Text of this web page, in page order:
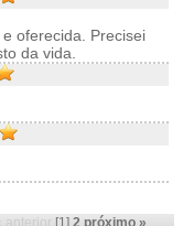
oferecida. Precisei
da vida.
anterior [1] 2 próximo »